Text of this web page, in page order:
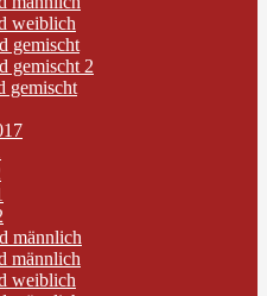
weiblich
gemischt
gemischt 2
gemischt
männlich
männlich
weiblich